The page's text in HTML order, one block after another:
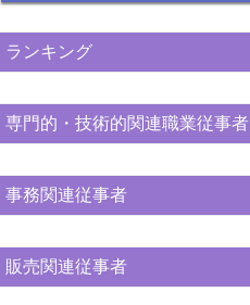
ランキング
専門的・技術的関連職業従事者
事務関連従事者
販売関連従事者